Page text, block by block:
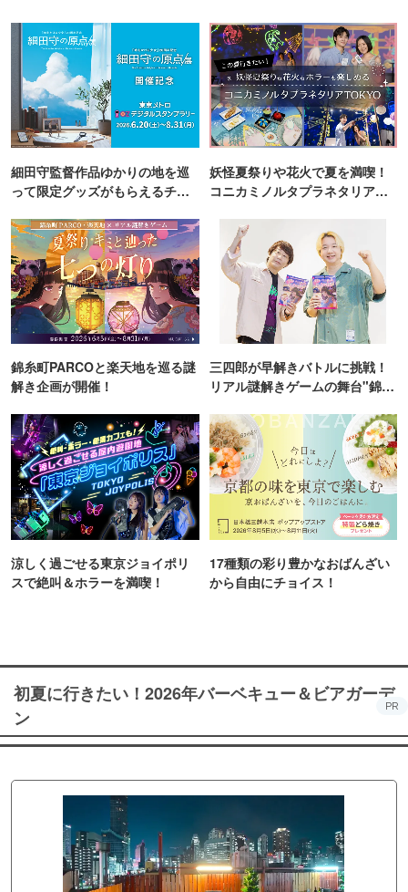
細田守監督作品ゆかりの地を巡
って限定グッズがもらえるチャ
妖怪夏祭りや花火で夏を満喫！
コニカミノルタプラネタリア
錦糸町PARCOと楽天地を巡る謎
解き企画が開催！
三四郎が早解きバトルに挑戦！
リアル謎解きゲームの舞台"錦糸
涼しく過ごせる東京ジョイポリ
スで絶叫＆ホラーを満喫！
17種類の彩り豊かなおばんざい
から自由にチョイス！
初夏に行きたい！2026年バーベキュー＆ビアガーデ
ン
PR